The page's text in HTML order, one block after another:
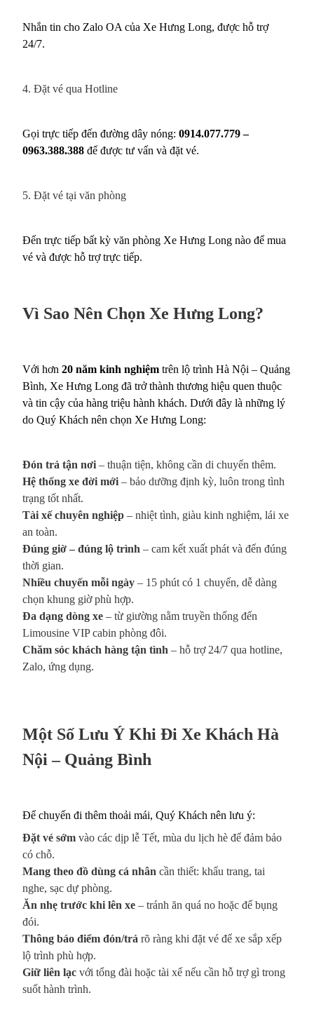
Nhắn tin cho Zalo OA của Xe Hưng Long, được hỗ trợ
24/7.
4. Đặt vé qua Hotline
Gọi trực tiếp đến đường dây nóng: 0914.077.779 –
0963.388.388 để được tư vấn và đặt vé.
5. Đặt vé tại văn phòng
Đến trực tiếp bất kỳ văn phòng Xe Hưng Long nào để mua
vé và được hỗ trợ trực tiếp.
Vì Sao Nên Chọn Xe Hưng Long?
Với hơn 20 năm kinh nghiệm trên lộ trình Hà Nội – Quảng
Bình, Xe Hưng Long đã trở thành thương hiệu quen thuộc
và tin cậy của hàng triệu hành khách. Dưới đây là những lý
do Quý Khách nên chọn Xe Hưng Long:
Đón trả tận nơi – thuận tiện, không cần di chuyển thêm.
Hệ thống xe đời mới – bảo dưỡng định kỳ, luôn trong tình
trạng tốt nhất.
Tài xế chuyên nghiệp – nhiệt tình, giàu kinh nghiệm, lái xe
an toàn.
Đúng giờ – đúng lộ trình – cam kết xuất phát và đến đúng
thời gian.
Nhiều chuyến mỗi ngày – 15 phút có 1 chuyến, dễ dàng
chọn khung giờ phù hợp.
Đa dạng dòng xe – từ giường nằm truyền thống đến
Limousine VIP cabin phòng đôi.
Chăm sóc khách hàng tận tình – hỗ trợ 24/7 qua hotline,
Zalo, ứng dụng.
Một Số Lưu Ý Khi Đi Xe Khách Hà
Nội – Quảng Bình
Để chuyến đi thêm thoải mái, Quý Khách nên lưu ý:
Đặt vé sớm vào các dịp lễ Tết, mùa du lịch hè để đảm bảo
có chỗ.
Mang theo đồ dùng cá nhân cần thiết: khẩu trang, tai
nghe, sạc dự phòng.
Ăn nhẹ trước khi lên xe – tránh ăn quá no hoặc để bụng
đói.
Thông báo điểm đón/trả rõ ràng khi đặt vé để xe sắp xếp
lộ trình phù hợp.
Giữ liên lạc với tổng đài hoặc tài xế nếu cần hỗ trợ gì trong
suốt hành trình.